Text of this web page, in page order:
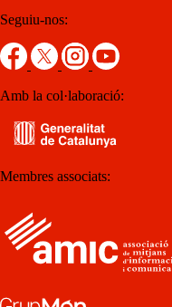
Seguiu-nos:
Amb la col·laboració:
Membres associats: